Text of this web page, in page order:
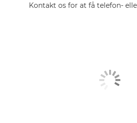
Kontakt os for at få telefon-